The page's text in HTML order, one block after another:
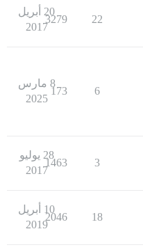
22
3279
20 أبريل
2017
6
173
8 مارس
2025
3
1463
28 يوليو
2017
18
2046
10 أبريل
2019